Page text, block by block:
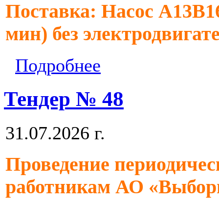
Поставка: Насос
мин) без
Подробнее
Тендер № 48
31.07.2026 г.
Проведение
работникам АО